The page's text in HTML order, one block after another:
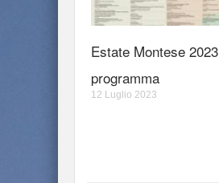
Estate Montese 2023
programma
12 Luglio 2023